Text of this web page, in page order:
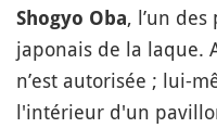
Shogyo Oba, l’un
japonais de la laque.
n’est autorisée ; lui-
l'intérieur d'un